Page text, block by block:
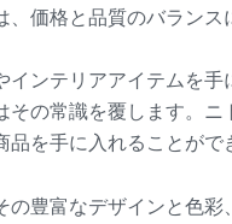
価格と品質のバランス
インテリアアイテムを
その常識を覆します。
を手に入れることがで
豊富なデザインと色